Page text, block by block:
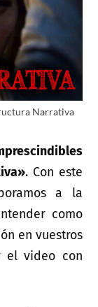
Narrativa
. Con este
a la
como
en vuestros
el video con